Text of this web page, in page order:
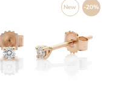
-20%
New